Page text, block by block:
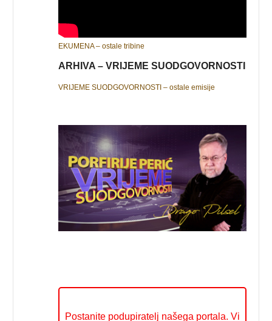
EKUMENA – ostale tribine
ARHIVA – VRIJEME SUODGOVORNOSTI
VRIJEME SUODGOVORNOSTI – ostale emisije
Postanite podupiratelj našega portala. Vi